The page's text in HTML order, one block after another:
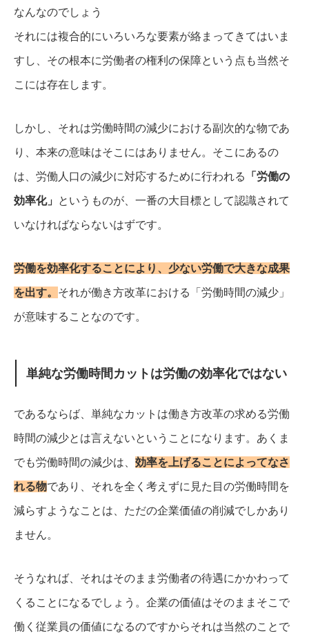
なんなのでしょう
それには複合的にいろいろな要素が絡まってきてはいま
すし、その根本に労働者の権利の保障という点も当然そ
こには存在します。
しかし、それは労働時間の減少における副次的な物であ
り、本来の意味はそこにはありません。 そこにあるの
は、労働人口の減少に対応するために行われる 「労働の
効率化」 というものが、一番の大目標として認識されて
いなければならないはずです。
労働を効率化することにより、少ない労働で大きな成果
を出す。 それが働き方改革における「労働時間の減少」
が意味することなのです。
単純な労働時間カットは労働の効率化ではない
であるならば、単純なカットは働き方改革の求める労働
時間の減少とは言えないということになります。 あくま
でも労働時間の減少は、 効率を上げることによってなさ
れる物であり、それを全く考えずに見た目の労働時間を
減らすようなことは、ただの企業価値の削減でしかあり
ません。
そうなれば、それはそのまま労働者の待遇にかかわって
くることになるでしょう。 企業の価値はそのままそこで
働く従業員の価値になるのですからそれは当然のことで